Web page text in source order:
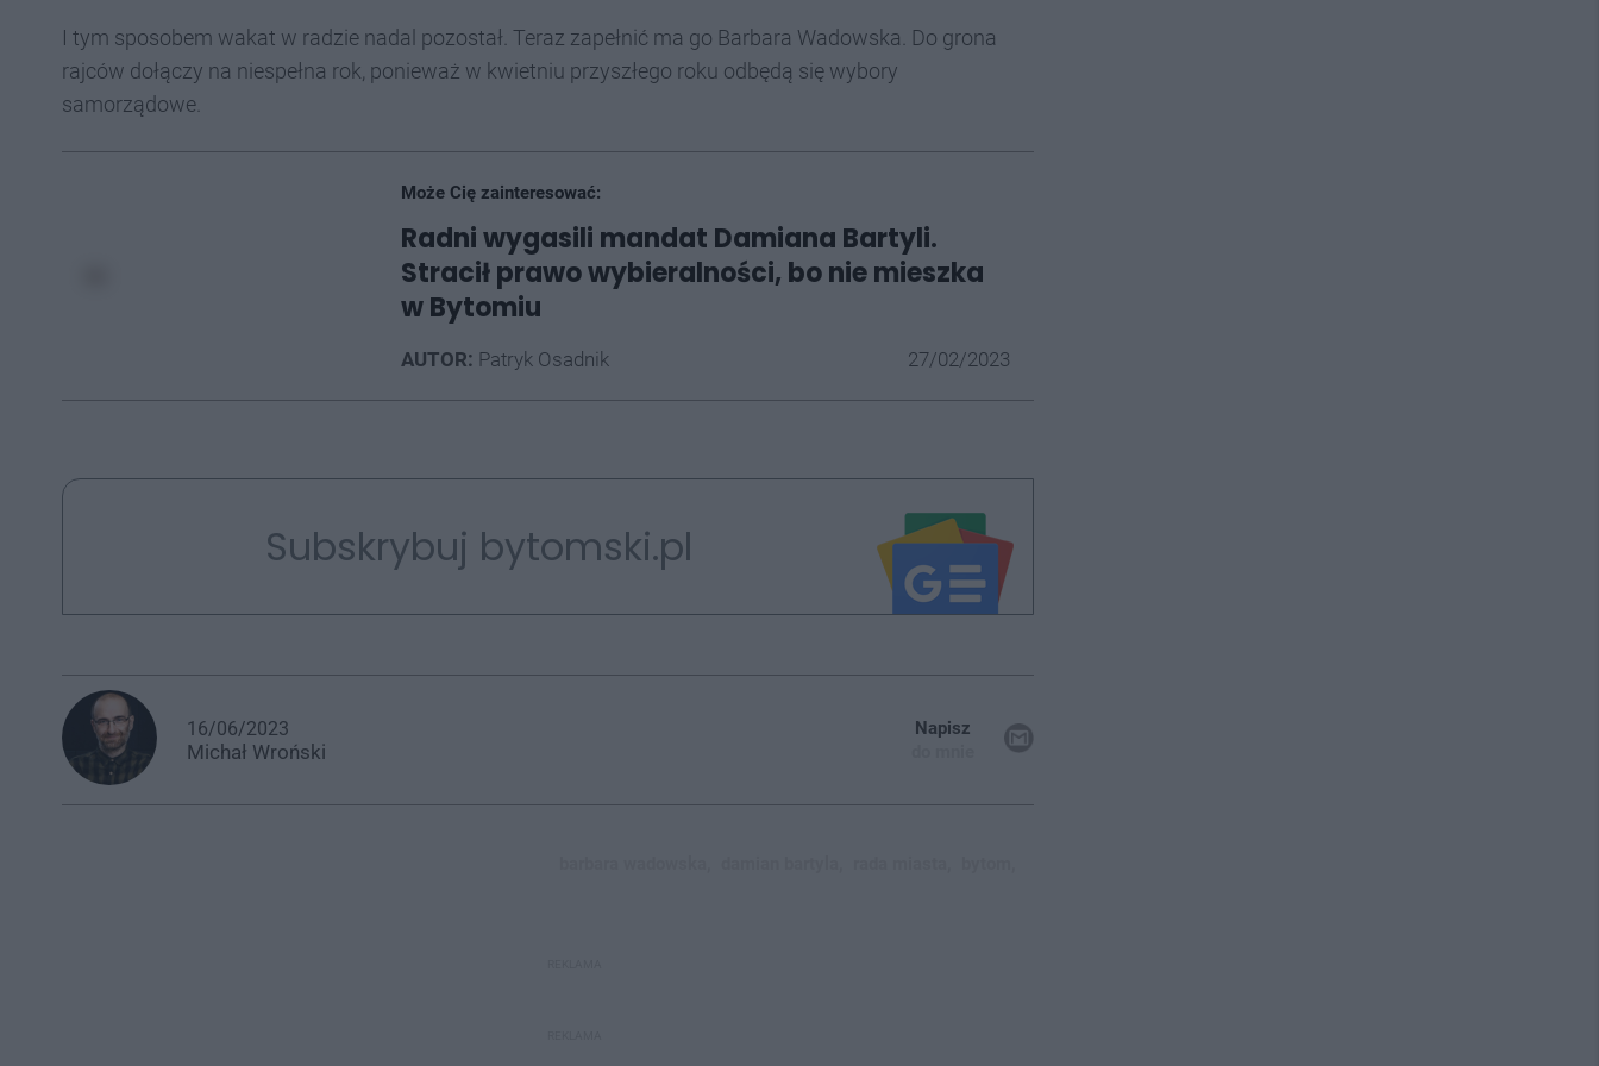
I tym sposobem wakat w radzie nadal pozostał. Teraz zapełnić ma go Barbara Wadowska. Do grona
rajców dołączy na niespełna rok, ponieważ w kwietniu przyszłego roku odbędą się wybory
samorządowe.
Może Cię zainteresować:
Radni wygasili mandat Damiana Bartyli.
Stracił prawo wybieralności, bo nie mieszka
w Bytomiu
AUTOR: Patryk Osadnik 27/02/2023
Subskrybuj bytomski.pl
16/06/2023
Michał Wroński
Napisz